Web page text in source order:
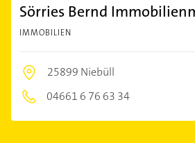
Sörries Bernd
IMMOBILIEN
25899 Niebüll
04661 6 76 63 34